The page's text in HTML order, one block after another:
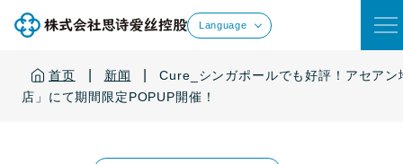
Language
首页 新闻
Cure_シンガポールでも好評！アセア
店」にて期間限定POPUP開催！